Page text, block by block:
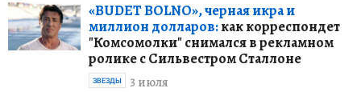
«BUDET BOLNO», черная икра и
миллион долларов:как корреспондет
"Комсомолки" снимался в рекламном
ролике с Сильвестром Сталлоне
3 июля
ЗВЕЗДЫ